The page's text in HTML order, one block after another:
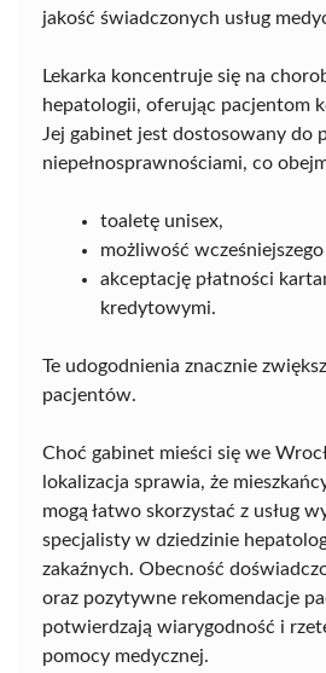
jakość świadczonych usług
Lekarka koncentruje się na
hepatologii, oferując pacjentom
Jej gabinet jest dostosowany do
niepełnosprawnościami, co
toaletę unisex,
możliwość
akceptację płatności
kredytowymi.
Te udogodnienia znacznie
pacjentów.
Choć gabinet mieści się we
lokalizacja sprawia, że
mogą łatwo skorzystać z usług
specjalisty w dziedzinie
zakaźnych. Obecność
oraz pozytywne rekomendacje
potwierdzają wiarygodność i
pomocy medycznej.